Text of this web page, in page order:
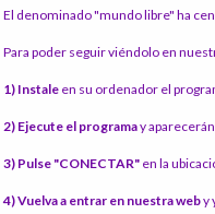
El denominado "mundo libre" ha
Para poder seguir viéndolo en
1) Instale en su ordenador el
2) Ejecute el programay
3) Pulse "CONECTAR" en la
4) Vuelva a entrar en nuestra weby